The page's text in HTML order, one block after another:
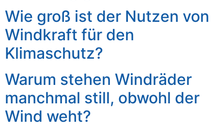
Wie groß ist der Nutzen von
Windkraft für den
Klimaschutz?
Warum stehen Windräder
manchmal still, obwohl der
Wind weht?